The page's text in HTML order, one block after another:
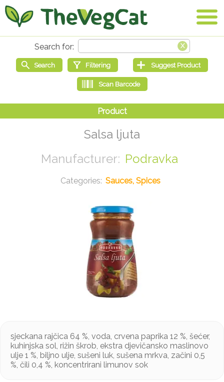
Salsa ljuta
Podravka
Sauces, Spices
sjeckana rajčica 64 %, voda, crvena paprika 12 %, šećer,
kuhinjska sol, rižin škrob, ekstra djevičansko maslinovo
ulje 1 %, biljno ulje, sušeni luk, sušena mrkva, začini 0,5
%, čili 0,4 %, koncentrirani limunov sok